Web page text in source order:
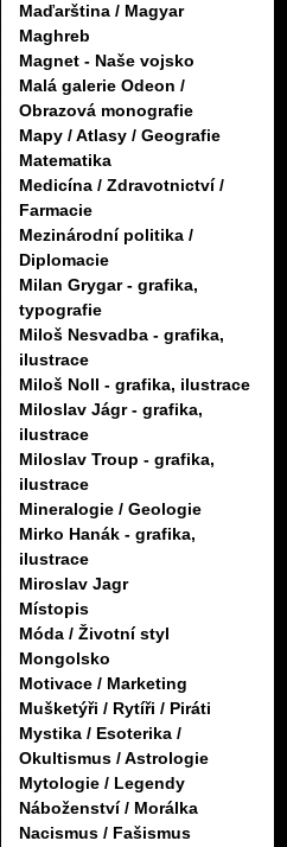
Maďarština / Magyar
Maghreb
Magnet - Naše vojsko
Malá galerie Odeon /
Obrazová monografie
Mapy / Atlasy / Geografie
Matematika
Medicína / Zdravotnictví /
Farmacie
Mezinárodní politika /
Diplomacie
Milan Grygar - grafika,
typografie
Miloš Nesvadba - grafika,
ilustrace
Miloš Noll - grafika, ilustrace
Miloslav Jágr - grafika,
ilustrace
Miloslav Troup - grafika,
ilustrace
Mineralogie / Geologie
Mirko Hanák - grafika,
ilustrace
Miroslav Jagr
Místopis
Móda / Životní styl
Mongolsko
Motivace / Marketing
Mušketýři / Rytíři / Piráti
Mystika / Esoterika /
Okultismus / Astrologie
Mytologie / Legendy
Náboženství / Morálka
Nacismus / Fašismus